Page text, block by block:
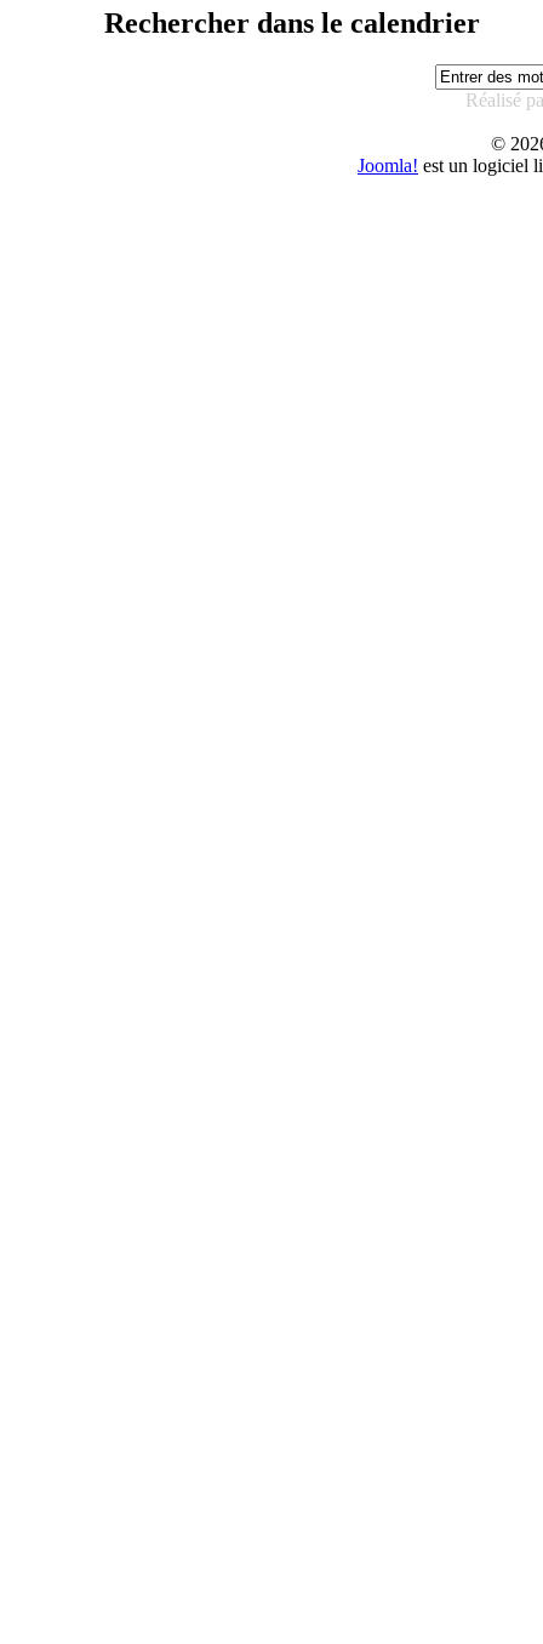
Rechercher dans le calendrier
Réalisé
©
Joomla! est un logiciel